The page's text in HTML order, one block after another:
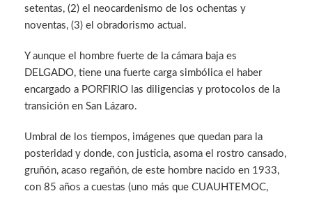
setentas, (2) el neocardenismo de los ochentas y
noventas, (3) el obradorismo actual.
Y aunque el hombre fuerte de la cámara baja es
DELGADO, tiene una fuerte carga simbólica el haber
encargado a PORFIRIO las diligencias y protocolos de la
transición en San Lázaro.
Umbral de los tiempos, imágenes que quedan para la
posteridad y donde, con justicia, asoma el rostro cansado,
gruñón, acaso regañón, de este hombre nacido en 1933,
con 85 años a cuestas (uno más que CUAUHTEMOC,